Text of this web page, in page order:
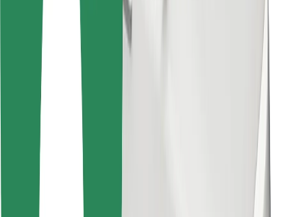
Furnizori
Termeni și Condiții
Cookie-uri
Securitate
Obține o cursă în câteva minute!
Descarcă aplicația Bolt
Găsește mâncarea preferată!
Descarcă aplicația Bolt Food